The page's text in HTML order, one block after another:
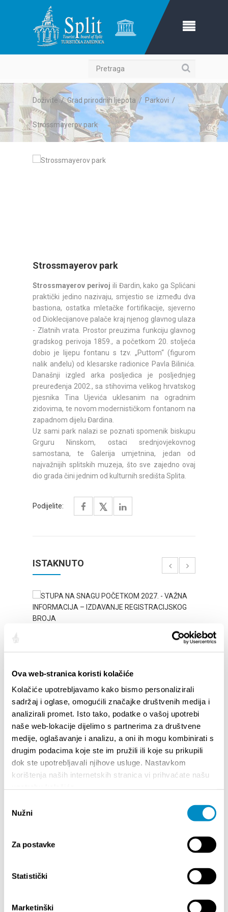
Ova web-stranica koristi kolačiće
Kolačiće upotrebljavamo kako bismo personalizirali
sadržaj i oglase, omogućili značajke društvenih medija i
analizirali promet. Isto tako, podatke o vašoj upotrebi
naše web-lokacije dijelimo s partnerima za društvene
medije, oglašavanje i analizu, a oni ih mogu kombinirati s
drugim podacima koje ste im pružili ili koje su prikupili
dok ste upotrebljavali njihove usluge. Nastavkom
korištenja naših internetskih stranica vi prihvaćate našu
pristanka
Nužni
Za postavke
Statistički
Marketinški
Pretraga
Doživite/Grad prirodnih ljepota / Parkovi /
Strossmayerov park
Strossmayerov park
Strossmayerov perivoj ili Đardin, kako ga Splićani
praktički jedino nazivaju, smjestio se između dva
bastiona, ostatka mletačke fortifikacije, sjeverno
od Dioklecijanove palače kraj njenog glavnog ulaza
- Zlatnih vrata. Prostor preuzima funkciju glavnog
gradskog perivoja 1859., a početkom 20. stoljeća
dobio je lijepu fontanu s tzv. „Puttom“ (figurom
nalik anđelu) od klesarske radionice Pavla Bilinića.
Današnji izgled arka posljedica je posljednjeg
preuređenja 2002., sa stihovima velikog hrvatskog
pjesnika Tina Ujevića uklesanim na ogradnim
zidovima, te novom modernističkom fontanom na
zapadnom dijelu Đardina.
Uz sami park nalazi se poznati spomenik biskupu
Grguru Ninskom, ostaci srednjovjekovnog
samostana, te Galerija umjetnina, jedan od
najvažnijih splitskih muzeja, što sve zajedno ovaj
dio grada čini jednim od kulturnih središta Splita.
Podijelite:
ISTAKNUTO
STUPA NA SNAGU POČETKOM 2027. - VAŽNA
INFORMACIJA – IZDAVANJE REGISTRACIJSKOG
BROJA
DOGAĐANJA
- 31.12.2026.
- 14.08.2026.
72. SPLITSKO LJETO